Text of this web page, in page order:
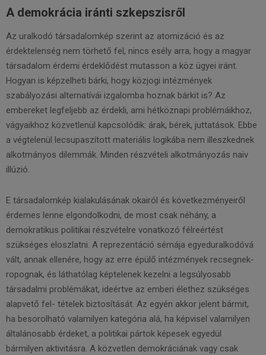
A demokrácia iránti szkepszisről
Az uralkodó társadalomkép szerint az atomizáció és az
érdektelenség nem törhető fel, nincs esély arra, hogy a magyar
társadalom érdemi érdeklődést mutasson a köz ügyei iránt.
Hogyan is képzelheti bárki, hogy közjogi intézmények
szabályozási alternatívái izgalomba hoznak bárkit is? Az
embereket legfeljebb az érdekli, ami hétköznapi problémáikhoz,
vágyaikhoz közvetlenül kapcsolódik: árak, bérek, juttatások. Ebbe
a végtelenül lecsupaszított materiális logikába nem illeszkednek
alkotmányos dilemmák. Minden részvételi alkotmányozás naiv
illúzió.
E társadalomkép kialakulásának okairól és következményeiről
érdemes lenne elgondolkodni, de most csak néhány, a
demokratikus politikai részvételre vonatkozó félreértést
szükséges eloszlatni. A reprezentáció sémája egyeduralkodóvá
vált, annak ellenére, hogy az erre épülő intézmények recsegnek-
ropognak, és láthatólag képtelenek kezelni a legsúlyosabb
társadalmi problémákat, ideértve az emberi élethez szükséges
alapvető fel- tételek biztosítását. Az egyén akkor jelent bármit,
ha besorolható valamilyen kategória alá, ha képvisel valamilyen
általánosabb érdeket, a politikai pártok képesek egyedül
bármilyen aktivitásra. A közvetlen demokráciának vagy csak